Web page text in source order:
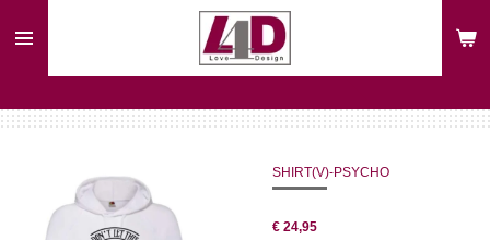
direct
hoofdinhoud
SHIRT(V)-PSYCHO
€ 24,95